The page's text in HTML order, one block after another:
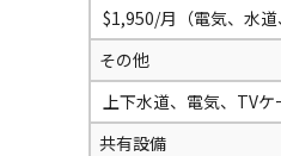
$1,950/月（電気、水道
その他
上下水道、電気、TVケ
共有設備